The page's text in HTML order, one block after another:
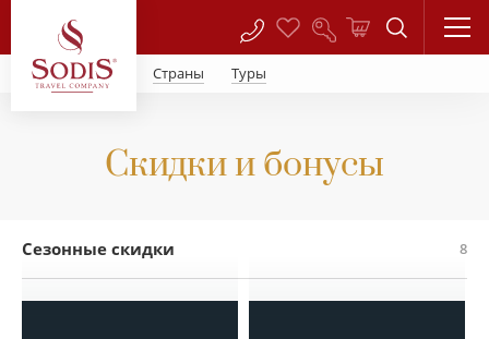
Страны Туры
Скидки и бонусы
Сезонные скидки 8